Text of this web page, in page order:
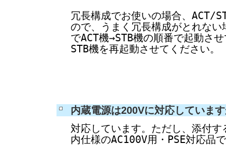
冗長構成でお使いの場合、ACT/
ので、うまく冗長構成がとれな
でACT機→STB機の順番で起動さ
STB機を再起動させてください。
内蔵電源は200Vに対応していま
対応しています。ただし、添付す
内仕様のAC100V用・PSE対応品